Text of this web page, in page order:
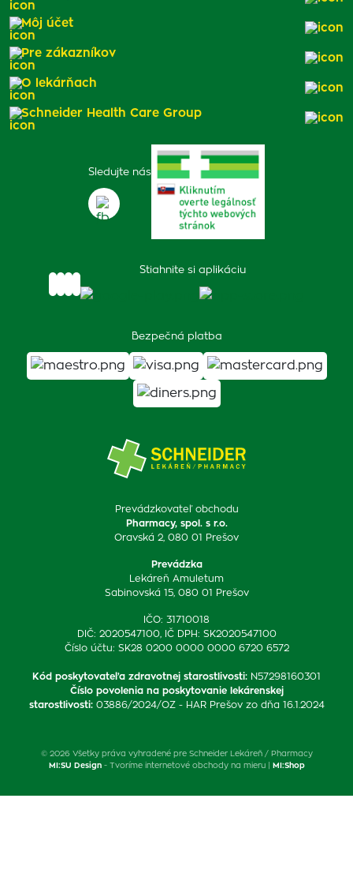
Prevádzkovateľ obchodu
Pharmacy, spol. s r.o.
Oravská 2, 080 01 Prešov
Prevádzka
Lekáreň Amuletum
Sabinovská 15, 080 01 Prešov
IČO: 31710018
DIČ: 2020547100, IČ DPH: SK2020547100
Číslo účtu: SK28 0200 0000 0000 6720 6572
Kód poskytovateľa zdravotnej starostlivosti: N57298160301
Číslo povolenia na poskytovanie lekárenskej
starostlivosti: 03886/2024/OZ - HAR Prešov zo dňa 16.1.2024
Sledujte nás
Stiahnite si aplikáciu
Bezpečná platba
Môj účet
Pre zákazníkov
O lekárňach
Schneider Health Care Group
© 2026 Všetky práva vyhradené pre Schneider Lekáreň / Pharmacy
MI:SU Design- Tvoríme internetové obchody na mieru | MI:Shop